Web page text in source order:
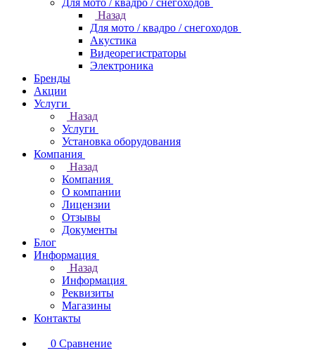
Для мото / квадро / снегоходов
Назад
Для мото / квадро / снегоходов
Акустика
Видеорегистраторы
Электроника
Бренды
Акции
Услуги
Назад
Услуги
Установка оборудования
Компания
Назад
Компания
О компании
Лицензии
Отзывы
Документы
Блог
Информация
Назад
Информация
Реквизиты
Магазины
Контакты
0 Сравнение